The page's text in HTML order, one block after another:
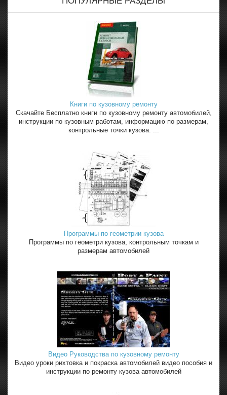
Книги по кузовному ремонту
Скачайте Бесплатно книги по кузовному ремонту автомобилей,
инструкции по кузовным работам, информацию по размерам,
контрольные точки кузова. ...
Программы по геометрии кузова
Программы по геометри кузова, контрольным точкам и
размерам автомобилей
Видео Руководства по кузовному ремонту
Видео уроки рихтовка и покраска автомобилей видео пособия и
инструкции по ремонту кузова автомобилей